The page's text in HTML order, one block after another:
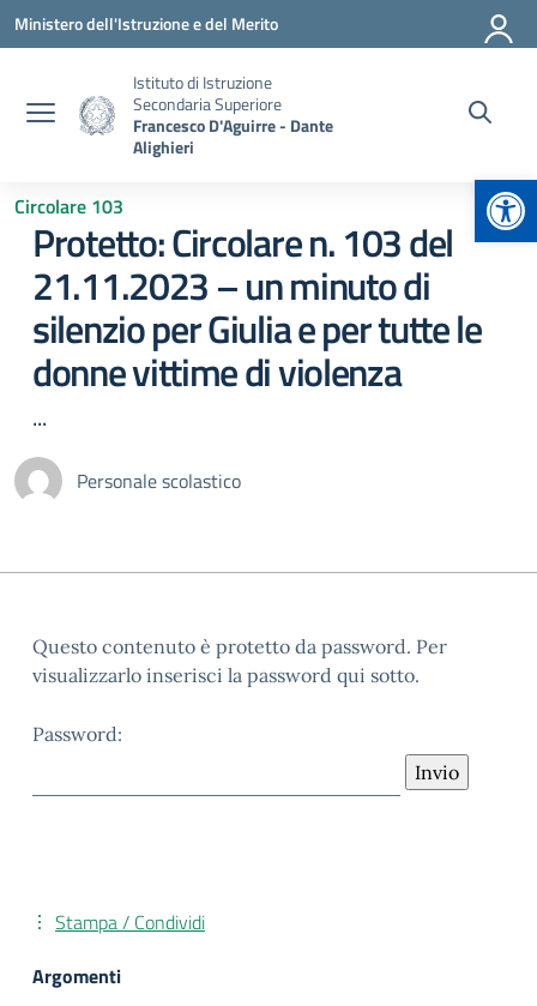
Vai ai contenuti
Vai al menu di navigazione
Vai al footer
Ministero dell'Istruzione e del Merito
Istituto di Istruzione
Secondaria Superiore
Francesco D'Aguirre - Dante
Alighieri
Circolare 103
Protetto: Circolare n. 103 del
21.11.2023 – un minuto di
silenzio per Giulia e per tutte le
donne vittime di violenza
...
Personale scolastico
Questo contenuto è protetto da password. Per
visualizzarlo inserisci la password qui sotto.
Password:
Stampa / Condividi
Argomenti